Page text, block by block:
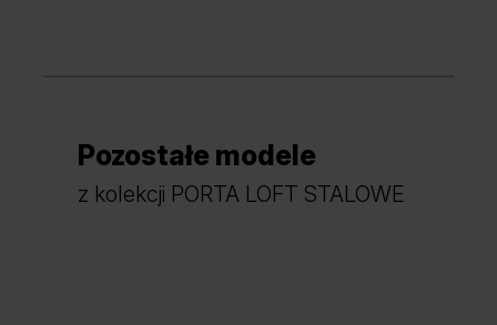
Pozostałe modele
z kolekcji PORTA LOFT STALOWE